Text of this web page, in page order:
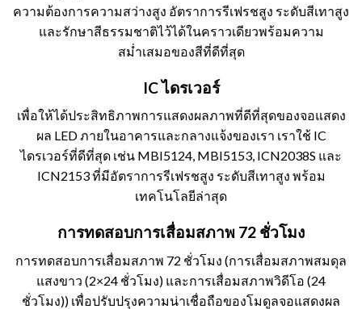
ความต้องการความสว่างสูง อัตราการรีเฟรชสูง ระดับสีเทาสูง
และรักษาสีธรรมชาติไว้ได้ในคราวเดียวพร้อมความ
สม่ำเสมอของสีที่ดีที่สุด
IC ไดรเวอร์
เพื่อให้ได้ประสิทธิภาพการแสดงผลภาพที่ดีที่สุดของจอแสดง
ผล LED ภายในอาคารและกลางแจ้งของเรา เราใช้ IC
ไดรเวอร์ที่ดีที่สุด เช่น MBI5124, MBI5153, ICN2038S และ
ICN2153 ที่มีอัตราการรีเฟรชสูง ระดับสีเทาสูง พร้อม
เทคโนโลยีล่าสุด
การทดสอบการเสื่อมสภาพ 72 ชั่วโมง
การทดสอบการเสื่อมสภาพ 72 ชั่วโมง (การเสื่อมสภาพสมดุล
แสงขาว (2×24 ชั่วโมง) และการเสื่อมสภาพวิดีโอ (24
ชั่วโมง)) เพื่อปรับปรุงความน่าเชื่อถือของโมดูลจอแสดงผล